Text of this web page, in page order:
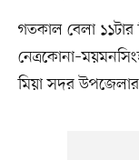
গতকাল বেলা
মিয়া সদর উপজেলার